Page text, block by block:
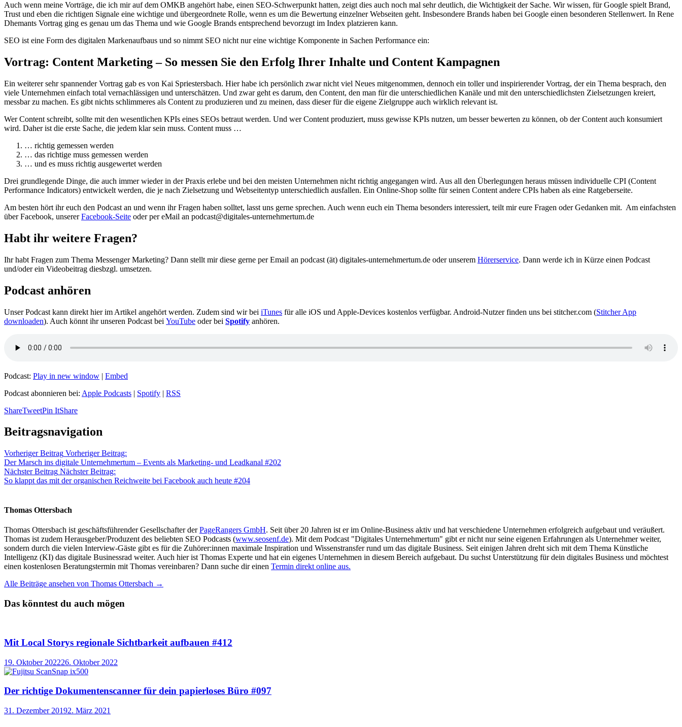
Auch wenn meine Vorträge, die ich mir auf dem OMKB angehört habe, einen SEO-Schwerpunkt hatten, zeigt dies auch noch mal sehr deutlich, die Wichtigkeit der Sache. Wir wissen, für Google spielt Brand,
Trust und eben die richtigen Signale eine wichtige und übergeordnete Rolle, wenn es um die Bewertung einzelner Webseiten geht. Insbesondere Brands haben bei Google einen besonderen Stellenwert. In Rene
Dhemants Vortrag ging es genau um das Thema und wie Google Brands entsprechend bevorzugt im Index platzieren kann.
SEO ist eine Form des digitalen Markenaufbaus und so nimmt SEO nicht nur eine wichtige Komponente in Sachen Performance ein:
Vortrag: Content Marketing – So messen Sie den Erfolg Ihrer Inhalte und Content Kampagnen
Ein weiterer sehr spannender Vortrag gab es von Kai Spriestersbach. Hier habe ich persönlich zwar nicht viel Neues mitgenommen, dennoch ein toller und inspirierender Vortrag, der ein Thema besprach, den
viele Unternehmen einfach total vernachlässigen und unterschätzen. Und zwar geht es darum, den Content, den man für die unterschiedlichen Kanäle und mit den unterschiedlichsten Zielsetzungen kreiert,
messbar zu machen. Es gibt nichts schlimmeres als Content zu produzieren und zu meinen, dass dieser für die eigene Zielgruppe auch wirklich relevant ist.
Wer Content schreibt, sollte mit den wesentlichen KPIs eines SEOs betraut werden. Und wer Content produziert, muss gewisse KPIs nutzen, um besser bewerten zu können, ob der Content auch konsumiert
wird. Daher ist die erste Sache, die jedem klar sein muss. Content muss …
… richtig gemessen werden
… das richtige muss gemessen werden
… und es muss richtig ausgewertet werden
Drei grundlegende Dinge, die auch immer wieder in der Praxis erlebe und bei den meisten Unternehmen nicht richtig angegangen wird. Aus all den Überlegungen heraus müssen individuelle CPI (Content
Performance Indicators) entwickelt werden, die je nach Zielsetzung und Webseitentyp unterschiedlich ausfallen. Ein Online-Shop sollte für seinen Content andere CPIs haben als eine Ratgeberseite.
Am besten hört ihr euch den Podcast an und wenn ihr Fragen haben solltet, lasst uns gerne sprechen. Auch wenn euch ein Thema besonders interessiert, teilt mir eure Fragen oder Gedanken mit. Am einfachsten
über Facebook, unsererFacebook-Seite oder per eMail an podcast@digitales-unternehmertum.de
Habt ihr weitere Fragen?
Ihr habt Fragen zum Thema Messenger Marketing? Dann stellt mir diese gerne per Email an podcast (ät) digitales-unternehmertum.de oder unserem Hörerservice. Dann werde ich in Kürze einen Podcast
und/oder ein Videobeitrag diesbzgl. umsetzen.
Podcast anhören
Unser Podcast kann direkt hier im Artikel angehört werden. Zudem sind wir bei iTunes für alle iOS und Apple-Devices kostenlos verfügbar. Android-Nutzer finden uns bei stitcher.com (Stitcher App
downloaden). Auch könnt ihr unseren Podcast bei YouTube oder bei Spotify anhören.
Podcast: Play in new window | Embed
Podcast abonnieren bei: Apple Podcasts | Spotify | RSS
ShareTweetPin ItShare
Beitragsnavigation
Vorheriger Beitrag Vorheriger Beitrag:
Der Marsch ins digitale Unternehmertum – Events als Marketing- und Leadkanal #202
Nächster Beitrag Nächster Beitrag:
So klappt das mit der organischen Reichweite bei Facebook auch heute #204
Thomas Ottersbach
Thomas Ottersbach ist geschäftsführender Gesellschafter derPageRangers GmbH. Seit über 20 Jahren ist er im Online-Business aktiv und hat verschiedene Unternehmen erfolgreich aufgebaut und veräußert.
Thomas ist zudem Herausgeber/Produzent des beliebten SEO Podcasts (www.seosenf.de). Mit dem Podcast "Digitales Unternehmertum" gibt er nicht nur seine eigenen Erfahrungen als Unternehmer weiter,
sondern durch die vielen Interview-Gäste gibt es für die Zuhörer:innen maximale Inspiration und Wissenstransfer rund um das digitale Business. Seit einigen Jahren dreht sich mit dem Thema Künstliche
Intelligenz (KI) das digitale Businessrad weiter. Auch hier ist Thomas Experte und hat ein eigenes Unternehmen in diesem Bereich aufgebaut. Du suchst Unterstützung für dein digitales Business und möchtest
einen kostenlosen Beratungstermin mit Thomas vereinbaren? Dann suche dir einen Termin direkt online aus.
Alle Beiträge ansehen von Thomas Ottersbach →
Das könntest du auch mögen
Mit Local Storys regionale Sichtbarkeit aufbauen #412
19. Oktober 202226. Oktober 2022
Der richtige Dokumentenscanner für dein papierloses Büro #097
31. Dezember 20192. März 2021